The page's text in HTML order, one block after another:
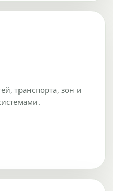
транспорта, зон и